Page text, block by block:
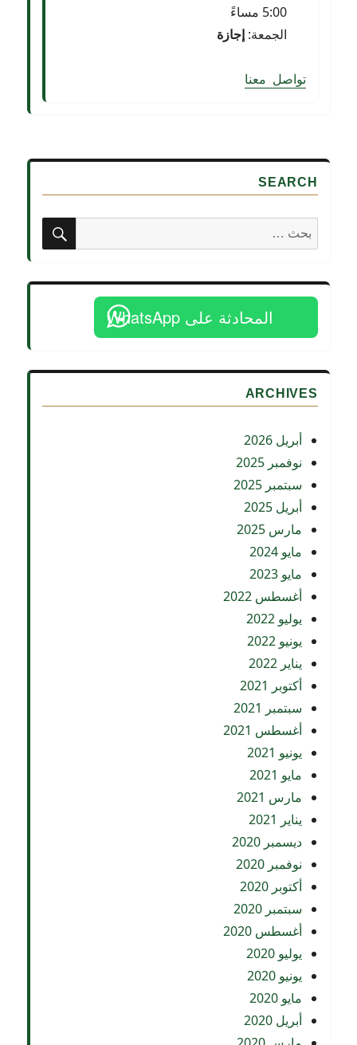
5:00 مساءً
الجمعة:إجازة
تواصل معنا
SEARCH
البحث
عن:
بحث
المحادثة على WhatsApp
ARCHIVES
أبريل 2026
نوفمبر 2025
سبتمبر 2025
أبريل 2025
مارس 2025
مايو 2024
مايو 2023
أغسطس 2022
يوليو 2022
يونيو 2022
يناير 2022
أكتوبر 2021
سبتمبر 2021
أغسطس 2021
يونيو 2021
مايو 2021
مارس 2021
يناير 2021
ديسمبر 2020
نوفمبر 2020
أكتوبر 2020
سبتمبر 2020
أغسطس 2020
يوليو 2020
يونيو 2020
مايو 2020
أبريل 2020